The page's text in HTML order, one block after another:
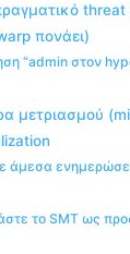
πονάει)
“admin στον
μετριασμού
άμεσα
το SMT ως